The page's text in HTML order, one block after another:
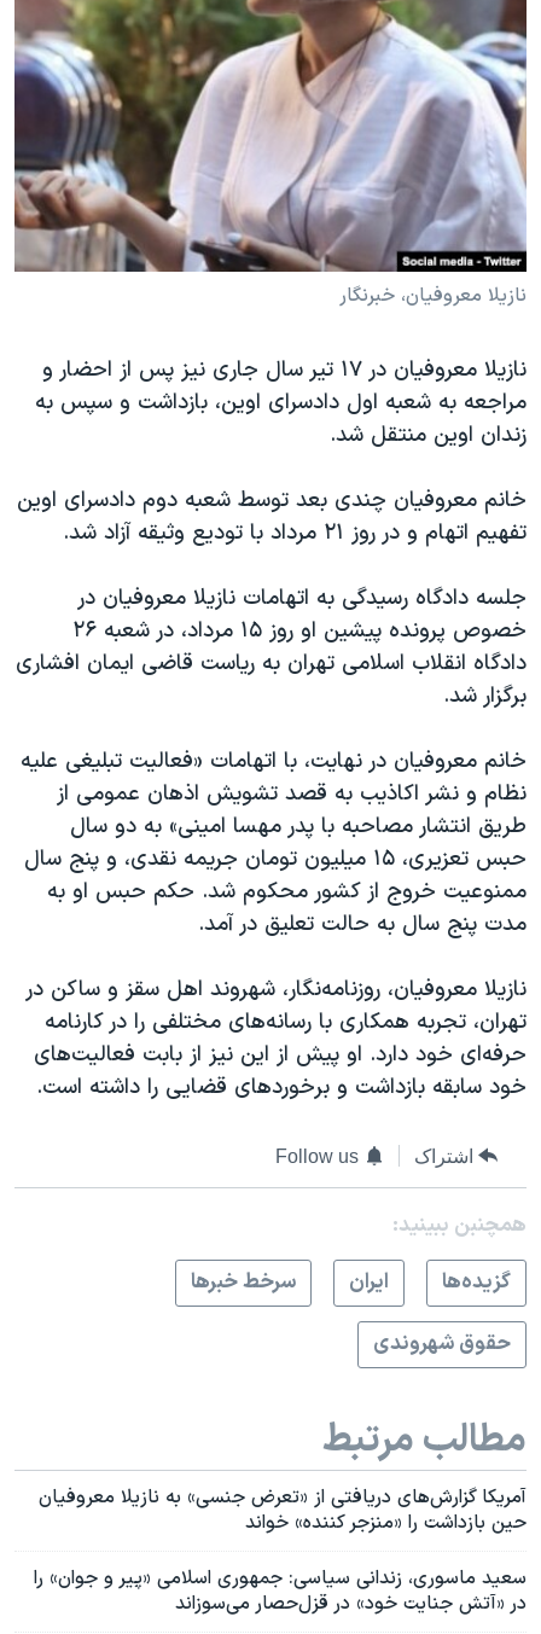
نازیلا معروفیان، خبرنگار
نازیلا معروفیان در ۱۷ تیر سال جاری نیز پس از احضار و
مراجعه به شعبه اول دادسرای اوین، بازداشت و سپس به
زندان اوین منتقل شد.
خانم معروفیان چندی بعد توسط شعبه دوم دادسرای اوین
تفهیم اتهام و در روز ۲۱ مرداد با تودیع وثیقه آزاد شد.
جلسه دادگاه رسیدگی به اتهامات نازیلا معروفیان در
خصوص پرونده پیشین او روز ۱۵ مرداد، در شعبه ۲۶
دادگاه انقلاب اسلامی تهران به ریاست قاضی ایمان افشاری
برگزار شد.
خانم معروفیان در نهایت، با اتهامات «فعالیت تبلیغی علیه
نظام و نشر اکاذیب به قصد تشویش اذهان عمومی از
طریق انتشار مصاحبه با پدر مهسا امینی» به دو سال
حبس تعزیری، ۱۵ میلیون تومان جریمه نقدی، و پنج سال
ممنوعیت خروج از کشور محکوم شد. حکم حبس او به
مدت پنج سال به حالت تعلیق در آمد.
نازیلا معروفیان، روزنامه‌نگار، شهروند اهل سقز و ساکن در
تهران، تجربه همکاری با رسانه‌های مختلفی را در کارنامه
حرفه‌ای خود دارد. او پیش از این نیز از بابت فعالیت‌های
خود سابقه بازداشت و برخوردهای قضایی را داشته است.
اشتراک Follow us
همچنبن ببینید:
گزيده‌ها
ايران
سرخط خبرها
حقوق شهروندی
مطالب مرتبط
آمریکا گزارش‌های دریافتی از «تعرض جنسی» به نازیلا معروفیان
حین بازداشت را «منزجر کننده» خواند
سعید ماسوری، زندانی سیاسی: جمهوری اسلامی «پیر و جوان» را
در «آتش جنایت خود» در قزل‌حصار می‌سوزاند